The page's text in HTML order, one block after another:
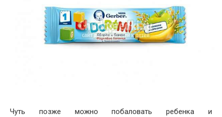
Чуть позже можно побаловать ребенка и